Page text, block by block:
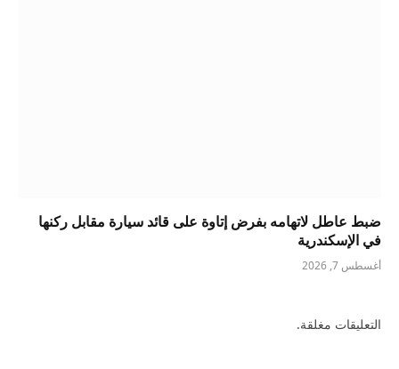
ضبط عاطل لاتهامه بفرض إتاوة على قائد سيارة مقابل ركنها
في الإسكندرية
أغسطس 7, 2026
التعليقات مغلقة.